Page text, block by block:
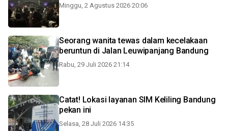
Minggu, 2 Agustus 2026 20:06
Seorang wanita tewas dalam kecelakaan
beruntun di Jalan Leuwipanjang Bandung
Rabu, 29 Juli 2026 21:14
Catat! Lokasi layanan SIM Keliling Bandung
pekan ini
Selasa, 28 Juli 2026 14:35